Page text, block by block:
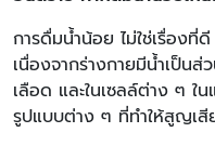
การดื่มน้ำน้อย ไม่ใช่เรื่อง
เนื่องจากร่างกายมีน้ำเป็น
เลือด และในเซลล์ต่าง ๆ ใ
รูปแบบต่าง ๆ ที่ทำให้สูญเสี